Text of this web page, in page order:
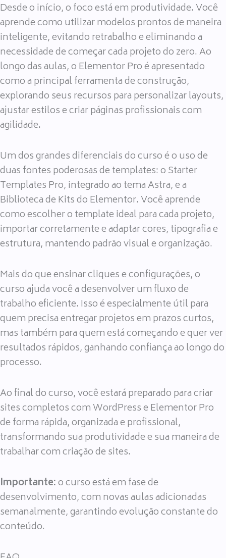
Desde o início, o foco está em produtividade. Você
aprende como utilizar modelos prontos de maneira
inteligente, evitando retrabalho e eliminando a
necessidade de começar cada projeto do zero. Ao
longo das aulas, o Elementor Pro é apresentado
como a principal ferramenta de construção,
explorando seus recursos para personalizar layouts,
ajustar estilos e criar páginas profissionais com
agilidade.
Um dos grandes diferenciais do curso é o uso de
duas fontes poderosas de templates: o Starter
Templates Pro, integrado ao tema Astra, e a
Biblioteca de Kits do Elementor. Você aprende
como escolher o template ideal para cada projeto,
importar corretamente e adaptar cores, tipografia e
estrutura, mantendo padrão visual e organização.
Mais do que ensinar cliques e configurações, o
curso ajuda você a desenvolver um fluxo de
trabalho eficiente. Isso é especialmente útil para
quem precisa entregar projetos em prazos curtos,
mas também para quem está começando e quer ver
resultados rápidos, ganhando confiança ao longo do
processo.
Ao final do curso, você estará preparado para criar
sites completos com WordPress e Elementor Pro
de forma rápida, organizada e profissional,
transformando sua produtividade e sua maneira de
trabalhar com criação de sites.
Importante:o curso está em fase de
desenvolvimento, com novas aulas adicionadas
semanalmente, garantindo evolução constante do
conteúdo.